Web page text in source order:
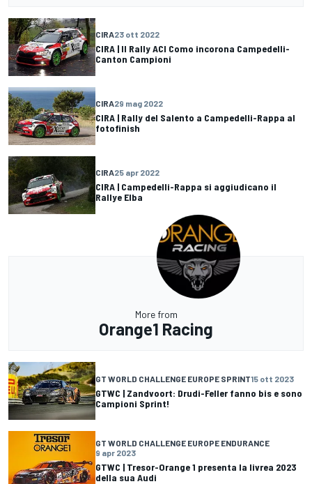
CIRA23 ott 2022
CIRA | Il Rally ACI Como incorona Campedelli-
Canton Campioni
CIRA29 mag 2022
CIRA | Rally del Salento a Campedelli-Rappa al
fotofinish
CIRA25 apr 2022
CIRA | Campedelli-Rappa si aggiudicano il
Rallye Elba
More from
Orange1 Racing
GT WORLD CHALLENGE EUROPE SPRINT15 ott 2023
GTWC | Zandvoort: Drudi-Feller fanno bis e sono
Campioni Sprint!
GT WORLD CHALLENGE EUROPE ENDURANCE
9 apr 2023
GTWC | Tresor-Orange 1 presenta la livrea 2023
della sua Audi